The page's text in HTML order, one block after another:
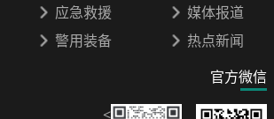
应急救援
警用装备
媒体报道
热点新闻
官方微信
<